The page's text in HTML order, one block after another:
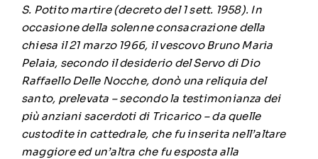
S. Potito martire (decreto del 1 sett. 1958). In
occasione della solenne consacrazione della
chiesa il 21 marzo 1966, il vescovo Bruno Maria
Pelaia, secondo il desiderio del Servo di Dio
Raffaello Delle Nocche, donò una reliquia del
santo, prelevata – secondo la testimonianza dei
più anziani sacerdoti di Tricarico – da quelle
custodite in cattedrale, che fu inserita nell’altare
maggiore ed un’altra che fu esposta alla